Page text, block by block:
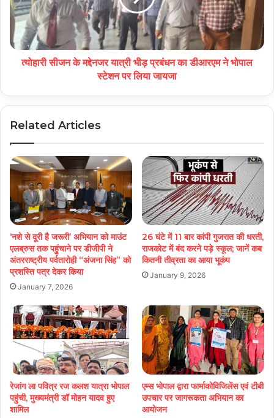
त्योहारी सीजन के मद्देनजर यात्री भीड़ प्रबंधन का डीआरएम ने भोपाल
स्टेशन पर लिया जायजा
Related Articles
‘नशे से दूरी है जरूरी’ अभियान को माउंट
एलब्रुस तक पहुंचाने पर डीजीपी ने
अंतरराष्ट्रीय पर्वतारोही “अंजना सिंह” को
प्रशस्ति पत्र देकर किया
January 7, 2026
26 घंटे में 11 बार कांपी गुजरात की धरती,
राजकोट में बंद करने पड़े स्कूल; जानें कब
कितनी तीव्रता का आया भूकंप
January 9, 2026
रेजांग ला पवित्र रज कलश यात्रा भोपाल
पहुंची, मुख्यमंत्री डॉ मोहन यादव हुए
शामिल
एम्स भोपाल द्वारा फार्माकोविजिलेंस एवं टीबी
उपचार पर जागरूकता अभियान का
आयोजन